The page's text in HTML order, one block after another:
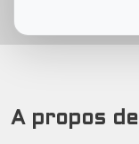
A propos de